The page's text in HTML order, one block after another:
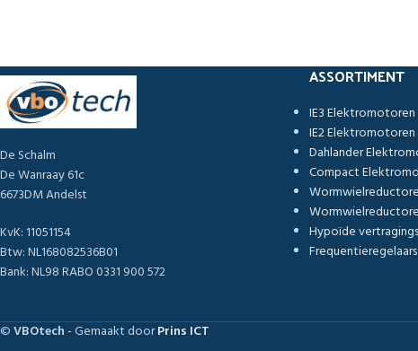
De Schalm
De Wanraay 61c
6673DM Andelst
KvK: 11051154
Btw: NL168082536B01
Bank: NL98 RABO 0331 900 572
ASSORTIMENT
IE3 Elektromotoren
IE2 Elektromotoren
Dahlander
Compact
Hypoïde
Frequentieregelaars
©VBOtech- Gemaakt doorPrins ICT